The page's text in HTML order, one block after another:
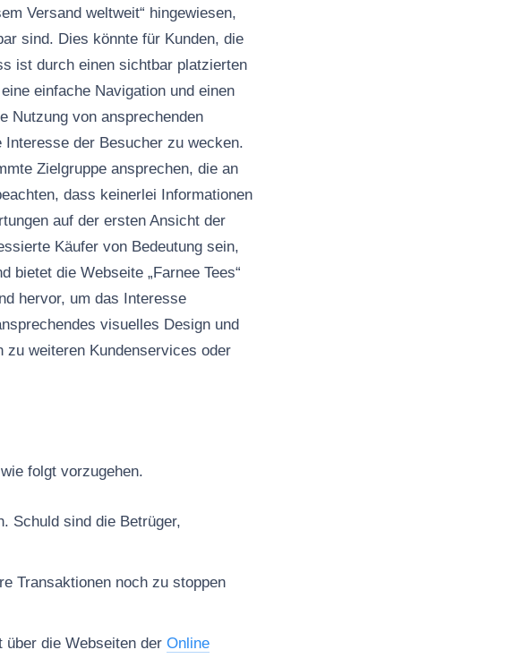
Versand weltweit“ hingewiesen,
sind. Dies könnte für Kunden, die
ist durch einen sichtbar platzierten
einfache Navigation und einen
Nutzung von ansprechenden
der Besucher zu wecken.
Zielgruppe ansprechen, die an
dass keinerlei Informationen
auf der ersten Ansicht der
Käufer von Bedeutung sein,
bietet die Webseite „Farnee Tees“
hervor, um das Interesse
visuelles Design und
zu weiteren Kundenservices oder
folgt vorzugehen.
Schuld sind die Betrüger,
Transaktionen noch zu stoppen
über die Webseiten der Online